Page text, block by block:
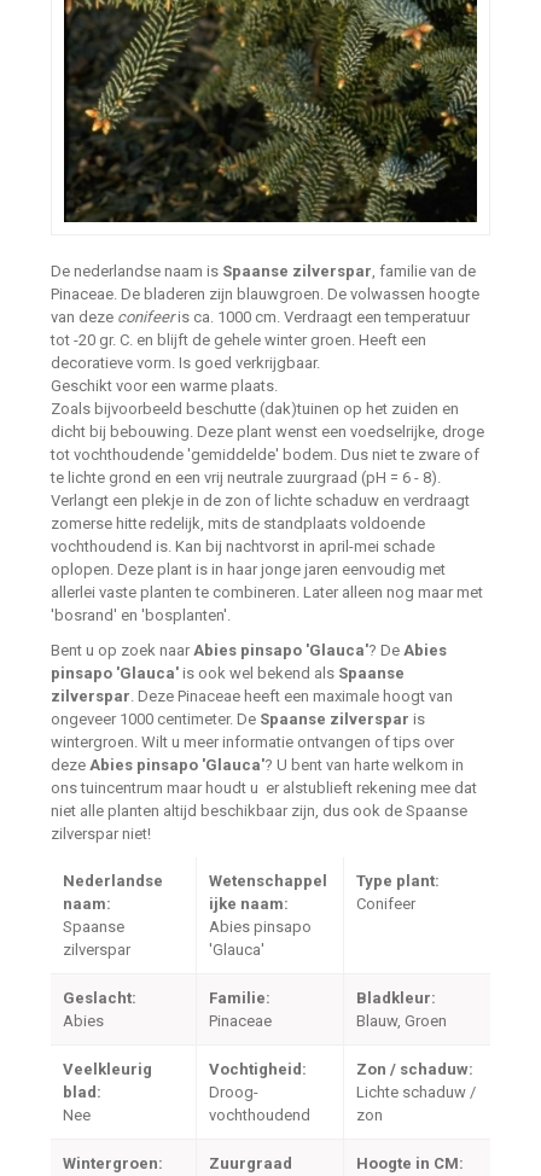
De nederlandse naam is Spaanse zilverspar, familie van de
Pinaceae. De bladeren zijn blauwgroen. De volwassen hoogte
van deze conifeeris ca. 1000 cm. Verdraagt een temperatuur
tot -20 gr. C. en blijft de gehele winter groen. Heeft een
decoratieve vorm. Is goed verkrijgbaar.
Geschikt voor een warme plaats.
Zoals bijvoorbeeld beschutte (dak)tuinen op het zuiden en
dicht bij bebouwing. Deze plant wenst een voedselrijke, droge
tot vochthoudende 'gemiddelde' bodem. Dus niet te zware of
te lichte grond en een vrij neutrale zuurgraad (pH = 6 - 8).
Verlangt een plekje in de zon of lichte schaduw en verdraagt
zomerse hitte redelijk, mits de standplaats voldoende
vochthoudend is. Kan bij nachtvorst in april-mei schade
oplopen. Deze plant is in haar jonge jaren eenvoudig met
allerlei vaste planten te combineren. Later alleen nog maar met
'bosrand' en 'bosplanten'.
Bent u op zoek naar Abies pinsapo 'Glauca'? De Abies
pinsapo 'Glauca' is ook wel bekend als Spaanse
zilverspar. Deze Pinaceae heeft een maximale hoogt van
ongeveer 1000 centimeter. De Spaanse zilverspar is
wintergroen. Wilt u meer informatie ontvangen of tips over
deze Abies pinsapo 'Glauca'? U bent van harte welkom in
ons tuincentrum maar houdt u er alstublieft rekening mee dat
niet alle planten altijd beschikbaar zijn, dus ook de Spaanse
zilverspar niet!
Nederlandse
naam:
Spaanse
zilverspar
Wetenschappel
ijke naam:
Abies pinsapo
'Glauca'
Type plant:
Conifeer
Geslacht:
Abies
Familie:
Pinaceae
Bladkleur:
Blauw, Groen
Veelkleurig
blad:
Nee
Vochtigheid:
Droog-
vochthoudend
Zon / schaduw:
Lichte schaduw /
zon
Wintergroen:
Zuurgraad
Hoogte in CM: